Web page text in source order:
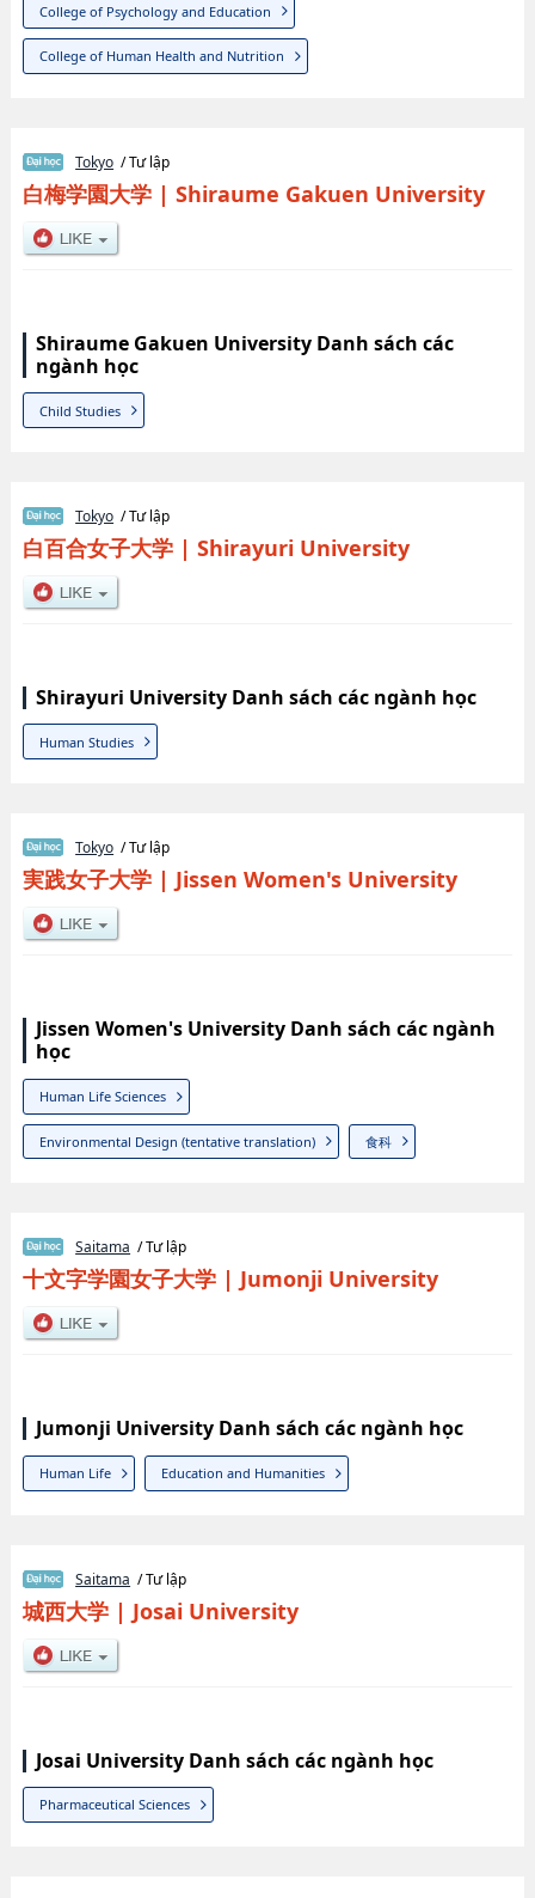
College of Psychology and Education
College of Human Health and Nutrition
Tokyo / Tư lập
白梅学園大学| Shiraume Gakuen University
Shiraume Gakuen University Danh sách các
ngành học
Child Studies
Tokyo / Tư lập
白百合女子大学| Shirayuri University
Shirayuri University Danh sách các ngành học
Human Studies
Tokyo / Tư lập
実践女子大学| Jissen Women's University
Jissen Women's University Danh sách các ngành
học
Human Life Sciences
Environmental Design (tentative translation) 食科
Saitama / Tư lập
十文字学園女子大学| Jumonji University
Jumonji University Danh sách các ngành học
Human Life Education and Humanities
Saitama / Tư lập
城西大学| Josai University
Josai University Danh sách các ngành học
Pharmaceutical Sciences